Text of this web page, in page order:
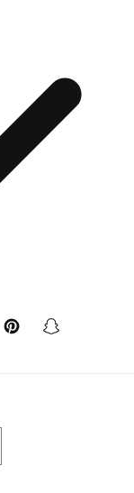
PinterestSnapchat